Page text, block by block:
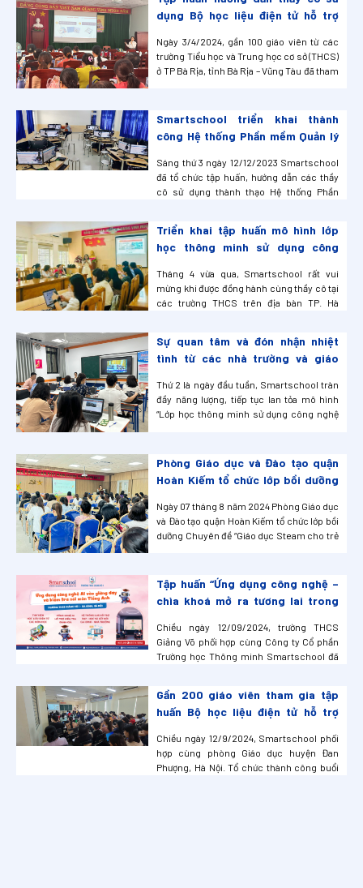
phương pháp dạy – học, kiểm tra đánh giá...
dụng Bộ học liệu điện tử hỗ trợ
Bà Rịa – Vũng Tàu
Ngày 3/4/2024, gần 100 giáo viên từ các
trường Tiểu học và Trung học cơ sở (THCS)
ở TP Bà Rịa, tỉnh Bà Rịa – Vũng Tàu đã tham
tiêu của buổi tập huấn là giúp thầy cô tạo
ra những lợi ích thi...
Smartschool triển khai thành
công Hệ thống Phần mềm Quản lý
học Ngoại ngữ tại Phòng GD&ĐT
Long Điền – Vũng Tàu
Sáng thứ 3 ngày 12/12/2023 Smartschool
đã tổ chức tập huấn, hướng dẫn các thầy
cô sử dụng thành thạo Hệ thống Phần
Long Điền – Vũng Tàu.
Triển khai tập huấn mô hình lớp
học thông minh sử dụng công
địa bàn TP. Hà Nội.
Tháng 4 vừa qua, Smartschool rất vui
mừng khi được đồng hành cùng thầy cô tại
các trường THCS trên địa bàn TP. Hà
nhân tạo AI. Buổi tập huấn đã diễn ra vô
cùng sôi nổi với sự tham gia nhiệt tình ...
Sự quan tâm và đón nhận nhiệt
tình từ các nhà trường và giáo
quả của mô hình “Lớp học thông
minh sử dụng công nghệ trí tuệ
Thứ 2 là ngày đầu tuần, Smartschool tràn
đầy năng lượng, tiếp tục lan tỏa mô hình
“Lớp học thông minh sử dụng công nghệ
Tây Hồ.
Phòng Giáo dục và Đào tạo quận
Hoàn Kiếm tổ chức lớp bồi dưỡng
trẻ mầm non” Năm học 2024 -
2025.
Ngày 07 tháng 8 năm 2024 Phòng Giáo dục
và Đào tạo quận Hoàn Kiếm tổ chức lớp bồi
dưỡng Chuyên đề “Giáo dục Steam cho trẻ
Hàng Bài, quận Hoàn Kiếm, Hà Nội.
Tập huấn “Ứng dụng công nghệ –
chìa khoá mở ra tương lai trong
Anh của trường THCS Giảng Võ 1
Chiều ngày 12/09/2024, trường THCS
Giảng Võ phối hợp cùng Công ty Cổ phần
Trường học Thông minh Smartschool đã
trong dạy học thông minh”.
Gần 200 giáo viên tham gia tập
huấn Bộ học liệu điện tử hỗ trợ
trường huyện Đan Phượng, Hà Nội
Chiều ngày 12/9/2024, Smartschool phối
hợp cùng phòng Giáo dục huyện Đan
Phượng, Hà Nội. Tổ chức thành công buổi